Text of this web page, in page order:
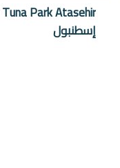
إسطنبول